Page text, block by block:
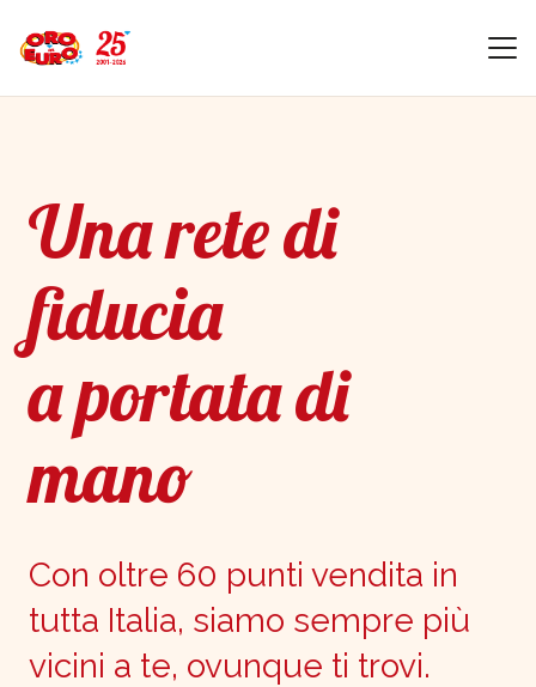
Una rete di
fiducia
a portata di
mano
Con oltre 60 punti vendita in
tutta Italia, siamo sempre più
vicini a te, ovunque ti trovi.